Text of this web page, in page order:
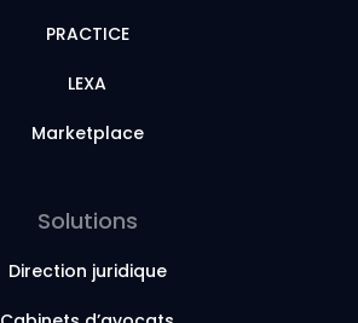
PRACTICE
LEXA
Marketplace
Solutions
Direction juridique